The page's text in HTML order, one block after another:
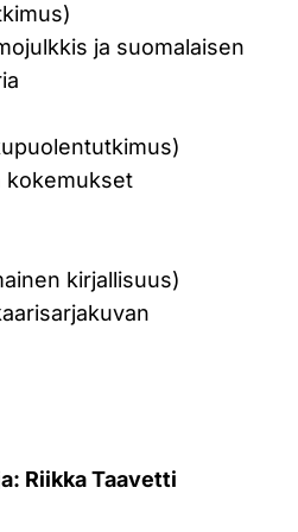
ja suomalaisen
kokemukset
kirjallisuus)
Riikka Taavetti